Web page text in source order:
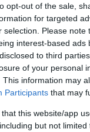
opt-out of the sale,
for targeted
selection. Please
interest-based
to third
of your personal
This information may
Participants that may
this website/app
but not
az
által,
bármi
nekünk.
magam
külföldön